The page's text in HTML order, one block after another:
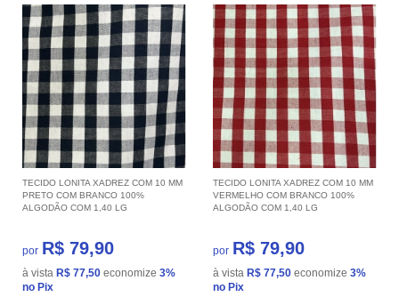
TECIDO LONITA XADREZ COM 10 MM
PRETO COM BRANCO 100%
ALGODÃO COM 1,40 LG
por R$ 79,90
à vista R$ 77,50 economize 3%
no Pix
TECIDO LONITA XADREZ COM 10 MM
VERMELHO COM BRANCO 100%
ALGODÃO COM 1,40 LG
por R$ 79,90
à vista R$ 77,50 economize 3%
no Pix